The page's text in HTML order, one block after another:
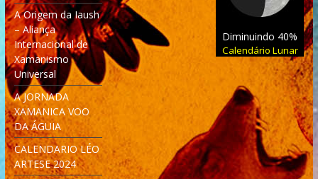
A Origem da Iaush
– Aliança
Internacional de
Xamanismo
Universal
A JORNADA
XAMANICA VOO
DA ÁGUIA
CALENDARIO LÉO
ARTESE 2024
Diminuindo 40%
Calendário Lunar